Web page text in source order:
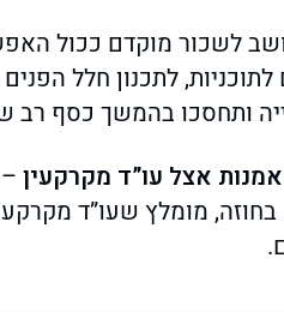
לשכור מוקדם ככול
לתכנון חלל
ותחסכו בהמשך כסף רב
אצל עו”ד מקרקעין
מומלץ שעו”ד